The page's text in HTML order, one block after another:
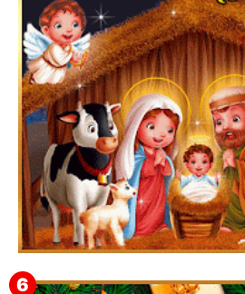
Feliz Navidad y próspero Año